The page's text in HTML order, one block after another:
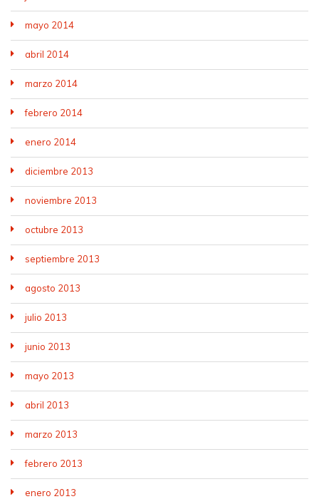
mayo 2014
abril 2014
marzo 2014
febrero 2014
enero 2014
diciembre 2013
noviembre 2013
octubre 2013
septiembre 2013
agosto 2013
julio 2013
junio 2013
mayo 2013
abril 2013
marzo 2013
febrero 2013
enero 2013